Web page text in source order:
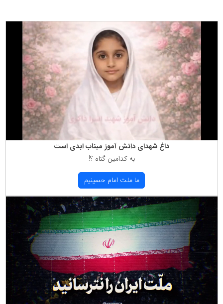
داغ شهدای دانش آموز میناب ابدی است
به كدامین گناه ؟!
ما ملت امام حسینیم